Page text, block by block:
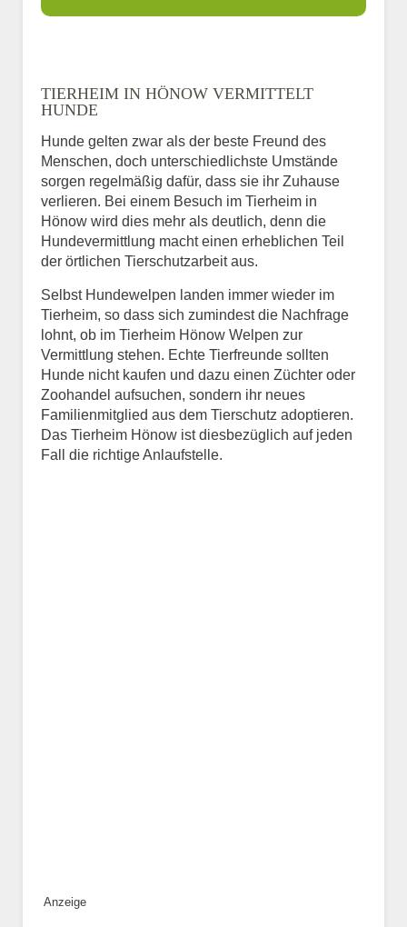
E-Mail*
Informationen über das
Tier.
Art des Tiers*
TIERHEIM IN HÖNOW VERMITTELT
HUNDE
Hunde gelten zwar als der beste Freund des
Menschen, doch unterschiedlichste Umstände
sorgen regelmäßig dafür, dass sie ihr Zuhause
verlieren. Bei einem Besuch im Tierheim in
Hönow wird dies mehr als deutlich, denn die
Hundevermittlung macht einen erheblichen Teil
der örtlichen Tierschutzarbeit aus.
Selbst Hundewelpen landen immer wieder im
Tierheim, so dass sich zumindest die Nachfrage
lohnt, ob im Tierheim Hönow Welpen zur
Vermittlung stehen. Echte Tierfreunde sollten
Hunde nicht kaufen und dazu einen Züchter oder
Zoohandel aufsuchen, sondern ihr neues
Familienmitglied aus dem Tierschutz adoptieren.
Das Tierheim Hönow ist diesbezüglich auf jeden
Fall die richtige Anlaufstelle.
Anzeige